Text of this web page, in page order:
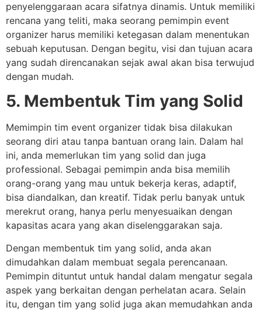
penyelenggaraan acara sifatnya dinamis. Untuk memiliki
rencana yang teliti, maka seorang pemimpin event
organizer harus memiliki ketegasan dalam menentukan
sebuah keputusan. Dengan begitu, visi dan tujuan acara
yang sudah direncanakan sejak awal akan bisa terwujud
dengan mudah.
5. Membentuk Tim yang Solid
Memimpin tim event organizer tidak bisa dilakukan
seorang diri atau tanpa bantuan orang lain. Dalam hal
ini, anda memerlukan tim yang solid dan juga
professional. Sebagai pemimpin anda bisa memilih
orang-orang yang mau untuk bekerja keras, adaptif,
bisa diandalkan, dan kreatif. Tidak perlu banyak untuk
merekrut orang, hanya perlu menyesuaikan dengan
kapasitas acara yang akan diselenggarakan saja.
Dengan membentuk tim yang solid, anda akan
dimudahkan dalam membuat segala perencanaan.
Pemimpin dituntut untuk handal dalam mengatur segala
aspek yang berkaitan dengan perhelatan acara. Selain
itu, dengan tim yang solid juga akan memudahkan anda